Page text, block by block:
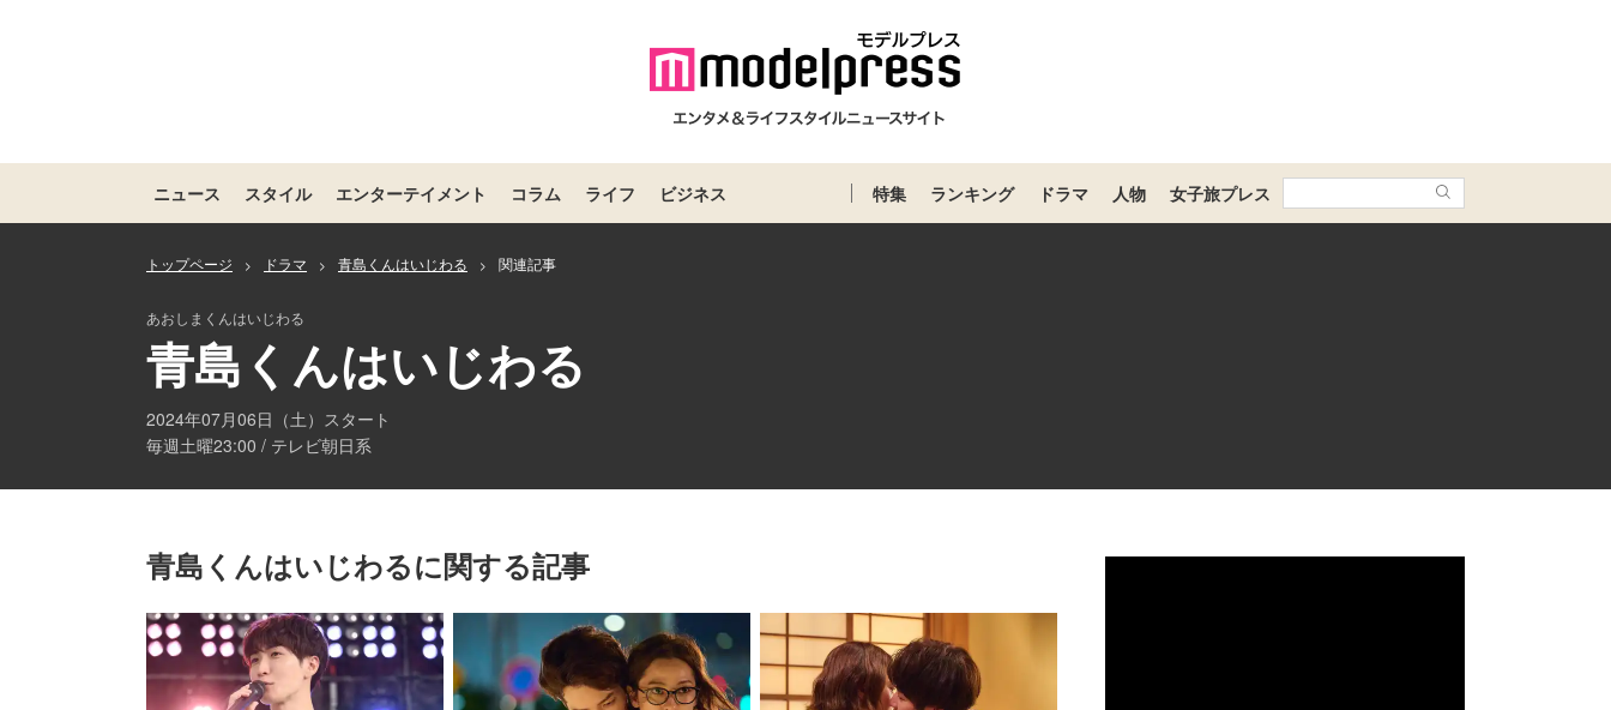
ニュース スタイル エンターテイメント コラム ライフ ビジネス 特集 ランキング ドラマ 人物 女子旅プレス
トップページ > ドラマ > 青島くんはいじわる > 関連記事
あおしまくんはいじわる
青島くんはいじわる
2024年07月06日（土）スタート
毎週土曜23:00 / テレビ朝日系
青島くんはいじわるに関する記事